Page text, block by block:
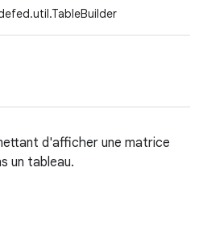
d'afficher une matrice
un tableau.